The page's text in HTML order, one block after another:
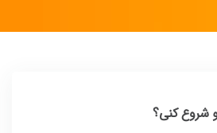
شروع کنی؟